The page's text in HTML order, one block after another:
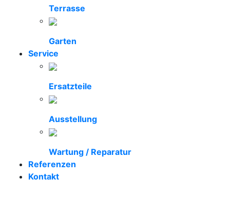
Terrasse
Garten
Service
Ersatzteile
Ausstellung
Wartung / Reparatur
Referenzen
Kontakt